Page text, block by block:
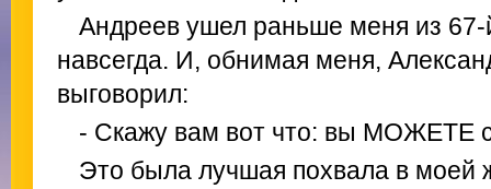
Андреев ушел раньше меня из
навсегда. И, обнимая меня,
выговорил:
- Скажу вам вот что: вы МОЖЕТЕ
Это была лучшая похвала в моей